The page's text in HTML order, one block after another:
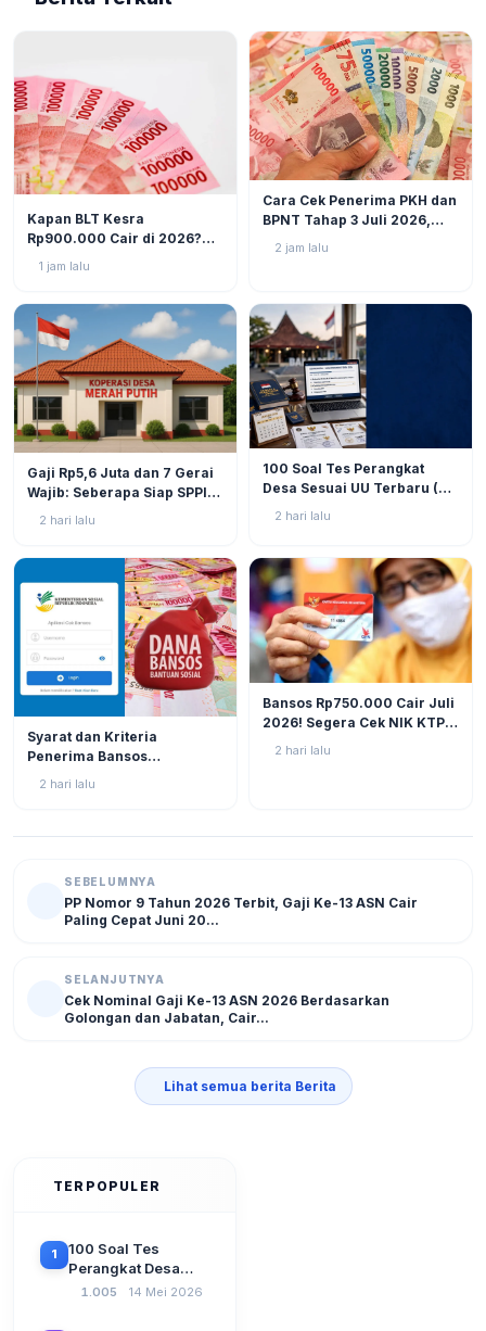
Kapan BLT Kesra
Rp900.000 Cair di 2026?
Simak Prediksi dan
Perkembangannya
1 jam lalu
Cara Cek Penerima PKH dan
BPNT Tahap 3 Juli 2026,
2 jam lalu
Gaji Rp5,6 Juta dan 7 Gerai
Wajib: Seberapa Siap SPPI
2 hari lalu
100 Soal Tes Perangkat
Desa Sesuai UU Terbaru (UU
No. 3 Tahun 2024 & PP No.
2 hari lalu
Syarat dan Kriteria
Penerima Bansos
2 hari lalu
Bansos Rp750.000 Cair Juli
2026! Segera Cek NIK KTP
2 hari lalu
SEBELUMNYA
PP Nomor 9 Tahun 2026 Terbit, Gaji Ke-13 ASN Cair
Paling Cepat Juni 20...
SELANJUTNYA
Cek Nominal Gaji Ke-13 ASN 2026 Berdasarkan
Golongan dan Jabatan, Cair...
Lihat semua berita Berita
TERPOPULER
1
100 Soal Tes
Perangkat Desa
Terbaru 2026
1.005 14 Mei 2026